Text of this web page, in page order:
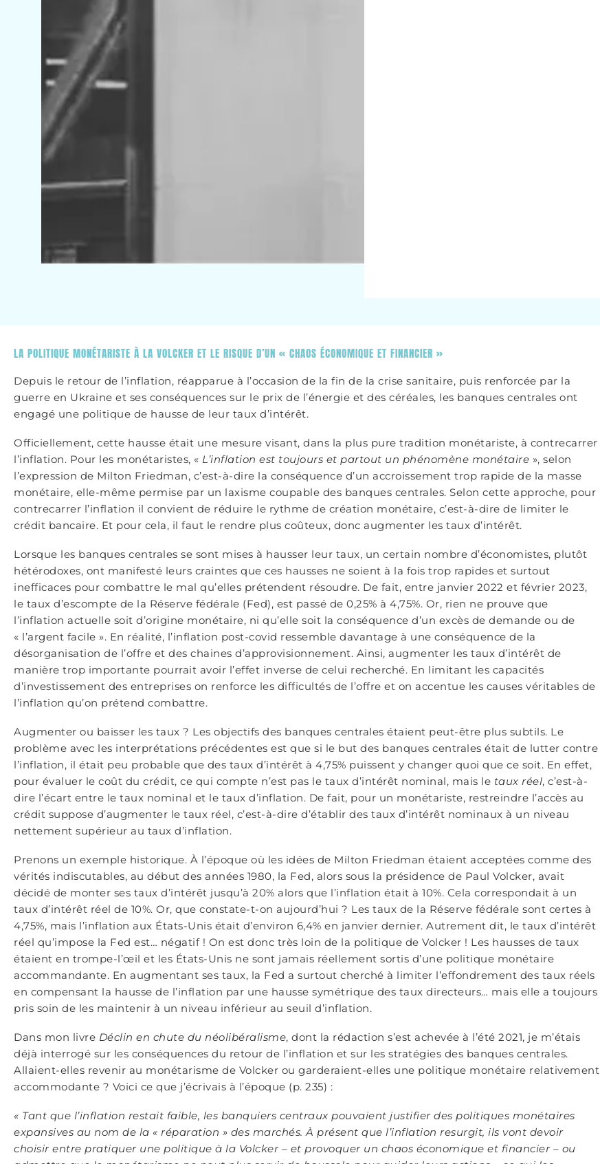
LA POLITIQUE MONÉTARISTE À LA VOLCKER ET LE RISQUE D’UN « CHAOS ÉCONOMIQUE ET FINANCIER »
Depuis le retour de l’inflation, réapparue à l’occasion de la fin de la crise sanitaire, puis renforcée par la
guerre en Ukraine et ses conséquences sur le prix de l’énergie et des céréales, les banques centrales ont
engagé une politique de hausse de leur taux d’intérêt.
Officiellement, cette hausse était une mesure visant, dans la plus pure tradition monétariste, à contrecarrer
l’inflation. Pour les monétaristes, « L’inflation est toujours et partout un phénomène monétaire », selon
l’expression de Milton Friedman, c’est-à-dire la conséquence d’un accroissement trop rapide de la masse
monétaire, elle-même permise par un laxisme coupable des banques centrales. Selon cette approche, pour
contrecarrer l’inflation il convient de réduire le rythme de création monétaire, c’est-à-dire de limiter le
crédit bancaire. Et pour cela, il faut le rendre plus coûteux, donc augmenter les taux d’intérêt.
Lorsque les banques centrales se sont mises à hausser leur taux, un certain nombre d’économistes, plutôt
hétérodoxes, ont manifesté leurs craintes que ces hausses ne soient à la fois trop rapides et surtout
inefficaces pour combattre le mal qu’elles prétendent résoudre. De fait, entre janvier 2022 et février 2023,
le taux d’escompte de la Réserve fédérale (Fed), est passé de 0,25% à 4,75%. Or, rien ne prouve que
l’inflation actuelle soit d’origine monétaire, ni qu’elle soit la conséquence d’un excès de demande ou de
« l’argent facile ». En réalité, l’inflation post-covid ressemble davantage à une conséquence de la
désorganisation de l’offre et des chaines d’approvisionnement. Ainsi, augmenter les taux d’intérêt de
manière trop importante pourrait avoir l’effet inverse de celui recherché. En limitant les capacités
d’investissement des entreprises on renforce les difficultés de l’offre et on accentue les causes véritables de
l’inflation qu’on prétend combattre.
Augmenter ou baisser les taux ? Les objectifs des banques centrales étaient peut-être plus subtils. Le
problème avec les interprétations précédentes est que si le but des banques centrales était de lutter contre
l’inflation, il était peu probable que des taux d’intérêt à 4,75% puissent y changer quoi que ce soit. En effet,
pour évaluer le coût du crédit, ce qui compte n’est pas le taux d’intérêt nominal, mais le taux réel, c’est-à-
dire l’écart entre le taux nominal et le taux d’inflation. De fait, pour un monétariste, restreindre l’accès au
crédit suppose d’augmenter le taux réel, c’est-à-dire d’établir des taux d’intérêt nominaux à un niveau
nettement supérieur au taux d’inflation.
Prenons un exemple historique. À l’époque où les idées de Milton Friedman étaient acceptées comme des
vérités indiscutables, au début des années 1980, la Fed, alors sous la présidence de Paul Volcker, avait
décidé de monter ses taux d’intérêt jusqu’à 20% alors que l’inflation était à 10%. Cela correspondait à un
taux d’intérêt réel de 10%. Or, que constate-t-on aujourd’hui ? Les taux de la Réserve fédérale sont certes à
4,75%, mais l’inflation aux États-Unis était d’environ 6,4% en janvier dernier. Autrement dit, le taux d’intérêt
réel qu’impose la Fed est… négatif ! On est donc très loin de la politique de Volcker ! Les hausses de taux
étaient en trompe-l’œil et les États-Unis ne sont jamais réellement sortis d’une politique monétaire
accommandante. En augmentant ses taux, la Fed a surtout cherché à limiter l’effondrement des taux réels
en compensant la hausse de l’inflation par une hausse symétrique des taux directeurs… mais elle a toujours
pris soin de les maintenir à un niveau inférieur au seuil d’inflation.
Dans mon livre Déclin en chute du néolibéralisme, dont la rédaction s’est achevée à l’été 2021, je m’étais
déjà interrogé sur les conséquences du retour de l’inflation et sur les stratégies des banques centrales.
Allaient-elles revenir au monétarisme de Volcker ou garderaient-elles une politique monétaire relativement
accommodante ? Voici ce que j’écrivais à l’époque (p. 235) :
« Tant que l’inflation restait faible, les banquiers centraux pouvaient justifier des politiques monétaires
expansives au nom de la « réparation » des marchés. À présent que l’inflation resurgit, ils vont devoir
choisir entre pratiquer une politique à la Volcker – et provoquer un chaos économique et financier – ou